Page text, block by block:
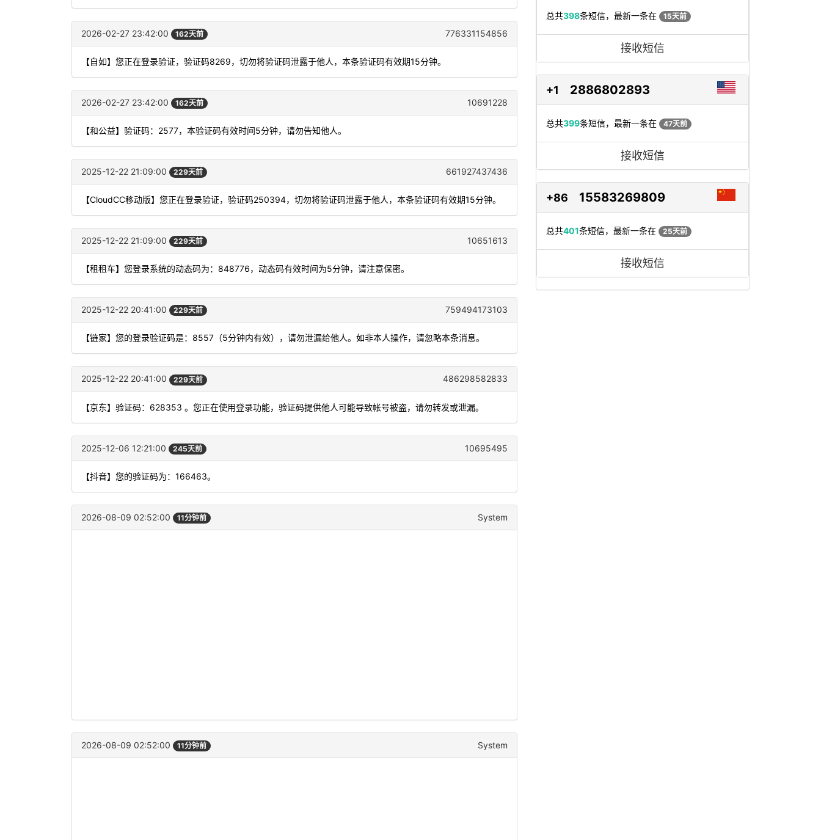
2026-02-27 23:42:00 162天前 776331154856
【自如】您正在登录验证，验证码8269，切勿将验证码泄露于他人，本条验证码有效期15分钟。
2026-02-27 23:42:00 162天前 10691228
【和公益】验证码：2577，本验证码有效时间5分钟，请勿告知他人。
2025-12-22 21:09:00 229天前 661927437436
【CloudCC移动版】您正在登录验证，验证码250394，切勿将验证码泄露于他人，本条验证码有效期15分钟。
2025-12-22 21:09:00 229天前 10651613
【租租车】您登录系统的动态码为：848776，动态码有效时间为5分钟，请注意保密。
2025-12-22 20:41:00 229天前 759494173103
【链家】您的登录验证码是：8557（5分钟内有效），请勿泄漏给他人。如非本人操作，请忽略本条消息。
2025-12-22 20:41:00 229天前 486298582833
【京东】验证码：628353 。您正在使用登录功能，验证码提供他人可能导致帐号被盗，请勿转发或泄漏。
2025-12-06 12:21:00 245天前 10695495
【抖音】您的验证码为：166463。
2026-08-09 02:52:00 11分钟前 System
2026-08-09 02:52:00 11分钟前 System
总共398条短信，最新一条在 15天前
接收短信
+1 2886802893
总共399条短信，最新一条在 47天前
接收短信
+86 15583269809
总共401条短信，最新一条在 25天前
接收短信